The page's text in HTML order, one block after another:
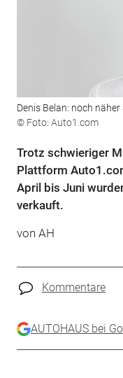
Denis Belan: noch
© Foto: Auto1.com
Trotz schwieriger
Plattform
April bis Juni
verkauft.
von AH
Kommentare
AUTOHAUS bei